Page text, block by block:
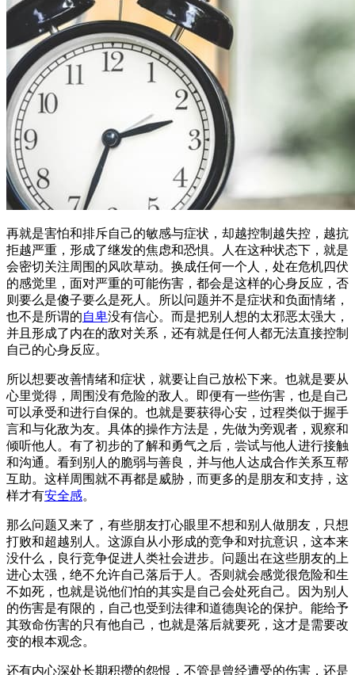
再就是害怕和排斥自己的敏感与症状，却越控制越失控，越抗
拒越严重，形成了继发的焦虑和恐惧。人在这种状态下，就是
会密切关注周围的风吹草动。换成任何一个人，处在危机四伏
的感觉里，面对严重的可能伤害，都会是这样的心身反应，否
则要么是傻子要么是死人。所以问题并不是症状和负面情绪，
也不是所谓的自卑没有信心。而是把别人想的太邪恶太强大，
并且形成了内在的敌对关系，还有就是任何人都无法直接控制
自己的心身反应。
所以想要改善情绪和症状，就要让自己放松下来。也就是要从
心里觉得，周围没有危险的敌人。即便有一些伤害，也是自己
可以承受和进行自保的。也就是要获得心安，过程类似于握手
言和与化敌为友。具体的操作方法是，先做为旁观者，观察和
倾听他人。有了初步的了解和勇气之后，尝试与他人进行接触
和沟通。看到别人的脆弱与善良，并与他人达成合作关系互帮
互助。这样周围就不再都是威胁，而更多的是朋友和支持，这
样才有安全感。
那么问题又来了，有些朋友打心眼里不想和别人做朋友，只想
打败和超越别人。这源自从小形成的竞争和对抗意识，这本来
没什么，良行竞争促进人类社会进步。问题出在这些朋友的上
进心太强，绝不允许自己落后于人。否则就会感觉很危险和生
不如死，也就是说他们怕的其实是自己会处死自己。因为别人
的伤害是有限的，自己也受到法律和道德舆论的保护。能给予
其致命伤害的只有他自己，也就是落后就要死，这才是需要改
变的根本观念。
还有内心深处长期积攒的怨恨，不管是曾经遭受的伤害，还是